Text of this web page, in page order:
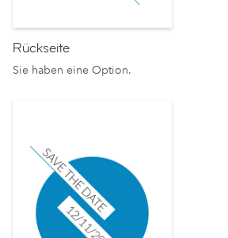
Rückseite
Sie haben eine Option.